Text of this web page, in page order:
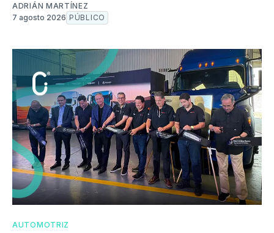
ADRIÁN MARTÍNEZ
7 agosto 2026 PÚBLICO
AUTOMOTRIZ